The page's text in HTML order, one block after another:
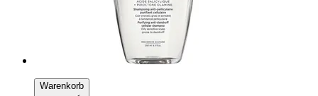
Warenkorb